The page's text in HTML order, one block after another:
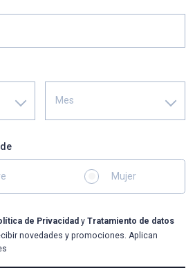
Mes
Mujer
de Privacidad y Tratamiento de datos
novedades y promociones. Aplican